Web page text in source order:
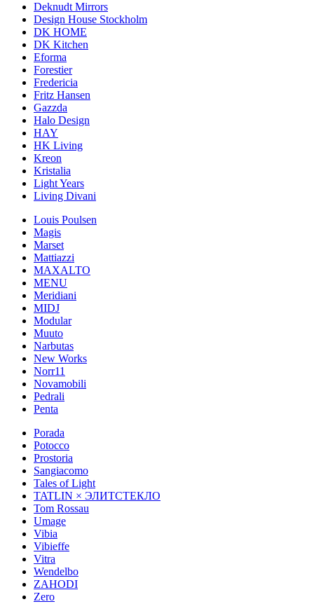
Deknudt Mirrors
Design House Stockholm
DK HOME
DK Kitchen
Eforma
Forestier
Fredericia
Fritz Hansen
Gazzda
Halo Design
HAY
HK Living
Kreon
Kristalia
Light Years
Living Divani
Louis Poulsen
Magis
Marset
Mattiazzi
MAXALTO
MENU
Meridiani
MIDJ
Modular
Muuto
Narbutas
New Works
Norr11
Novamobili
Pedrali
Penta
Porada
Potocco
Prostoria
Sangiacomo
Tales of Light
TATLIN × ЭЛИТСТЕКЛО
Tom Rossau
Umage
Vibia
Vibieffe
Vitra
Wendelbo
ZAHODI
Zero